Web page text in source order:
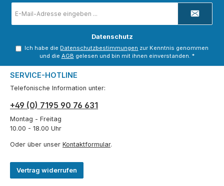
Mail-
Adresse
Datenschutz
Ich habe die Datenschutzbestimmungen zur Kenntnis genommen
und die AGB gelesen und bin mit ihnen einverstanden. *
SERVICE-HOTLINE
Telefonische Information unter:
+49 (0) 7195 90 76 631
Montag - Freitag
10.00 - 18.00 Uhr
Oder über unser Kontaktformular.
Vertrag widerrufen